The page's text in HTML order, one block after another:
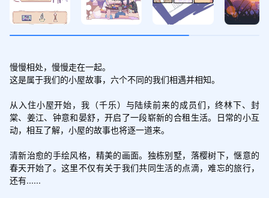
慢慢相处，慢慢走在一起。
这是属于我们的小屋故事，六个不同的我们相遇并相知。
从入住小屋开始，我（千乐）与陆续前来的成员们，终林下、封
棠、姜江、钟意和晏舒，开启了一段崭新的合租生活。日常的小互
动，相互了解，小屋的故事也将逐一道来。
清新治愈的手绘风格，精美的画面。独栋别墅，落樱树下，惬意的
春天开始了。这里不仅有关于我们共同生活的点滴，难忘的旅行，
还有......